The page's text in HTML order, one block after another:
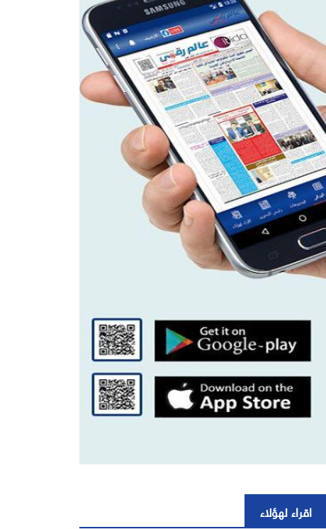
اقراء لهؤلاء